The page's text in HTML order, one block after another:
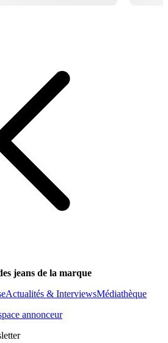
jeans de la marque
Actualités & InterviewsMédiathèque
annonceur